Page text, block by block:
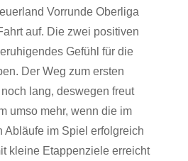
Vorrunde Oberliga
auf. Die zwei positiven
Gefühl für die
Der Weg zum ersten
lang, deswegen freut
umso mehr, wenn die im
Abläufe im Spiel erfolgreich
kleine Etappenziele erreicht